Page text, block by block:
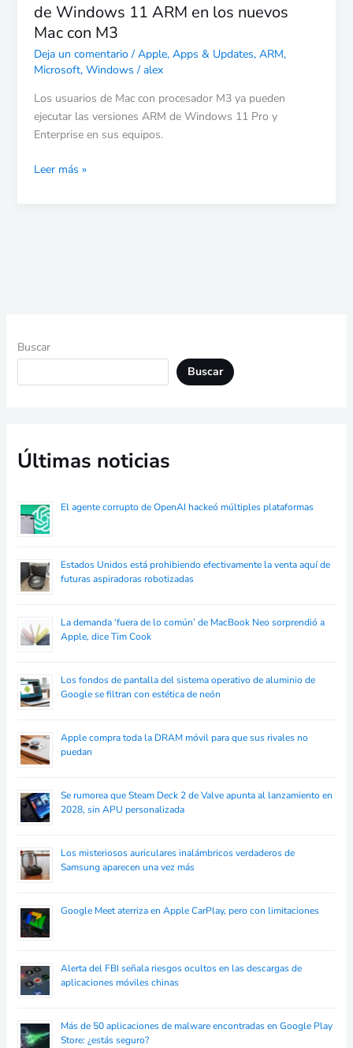
de Windows 11 ARM en los nuevos
Mac con M3
Deja un comentario / Apple, Apps & Updates, ARM,
Microsoft, Windows / alex
Los usuarios de Mac con procesador M3 ya pueden
ejecutar las versiones ARM de Windows 11 Pro y
Enterprise en sus equipos.
Mac
con
M3
Leer más »
Buscar
Buscar
Últimas noticias
El agente corrupto de OpenAI hackeó múltiples plataformas
Estados Unidos está prohibiendo efectivamente la venta aquí de
futuras aspiradoras robotizadas
La demanda ‘fuera de lo común’ de MacBook Neo sorprendió a
Apple, dice Tim Cook
Los fondos de pantalla del sistema operativo de aluminio de
Google se filtran con estética de neón
Apple compra toda la DRAM móvil para que sus rivales no
puedan
Se rumorea que Steam Deck 2 de Valve apunta al lanzamiento en
2028, sin APU personalizada
Los misteriosos auriculares inalámbricos verdaderos de
Samsung aparecen una vez más
Google Meet aterriza en Apple CarPlay, pero con limitaciones
Alerta del FBI señala riesgos ocultos en las descargas de
aplicaciones móviles chinas
Más de 50 aplicaciones de malware encontradas en Google Play
Store: ¿estás seguro?